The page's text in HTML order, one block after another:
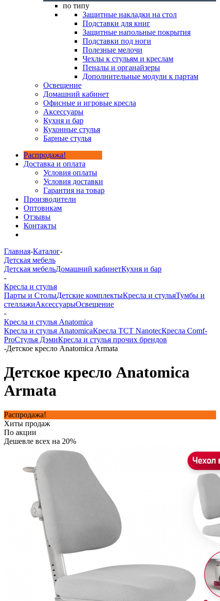
по типу
Защитные накладки на стол
Подставки для книг
Защитные напольные покрытия
Подставки под ноги
Полезные мелочи
Чехлы к стульям и креслам
Пеналы и органайзеры
Дополнительные модули к партам
Освещение
Домашний кабинет
Офисные и игровые кресла
Аксессуары
Кухня и бар
Кухонные стулья
Барные стулья
Распродажа!
Доставка и оплата
Условия оплаты
Условия доставки
Гарантия на товар
Производители
Оптовикам
Отзывы
Контакты
Главная-Каталог-
Детская мебель
Детская мебельДомашний кабинетКухня и бар
-
Кресла и стулья
Парты и СтолыДетские комплектыКресла и стульяТумбы и
стеллажиАксессуарыОсвещение
-
Кресла и стулья Anatomica
Кресла и стулья AnatomicaКресла TCT NanotecКресла Comf-
ProСтулья ДэмиКресла и стулья прочих брендов
-Детское кресло Anatomica Armata
Детское кресло Anatomica
Armata
Распродажа!
Хиты продаж
По акции
Дешевле всех на 20%